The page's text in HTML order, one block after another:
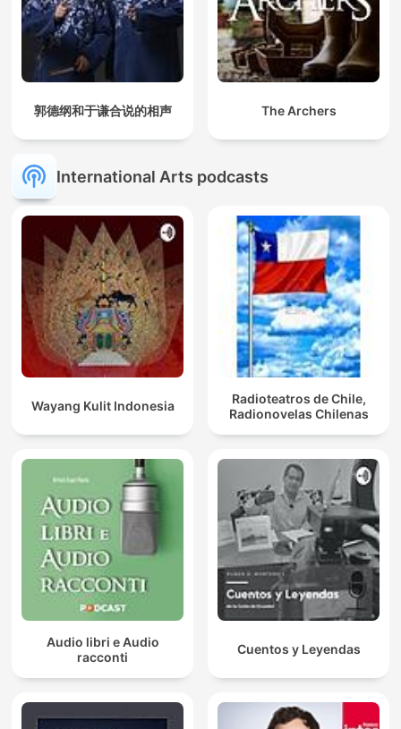
郭德纲和于谦合说的相声 The Archers
International Arts podcasts
Wayang Kulit Indonesia
Radioteatros de Chile,
Radionovelas Chilenas
Audio libri e Audio
racconti
Cuentos y Leyendas